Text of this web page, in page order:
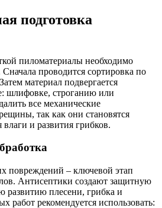
подготовка
пиломатериалы необходимо
проводится сортировка по
материал подвергается
шлифовке, строганию или
все механические
так как они становятся
и развития грибков.
повреждений – ключевой этап
Антисептики создают защитную
развитию плесени, грибка и
работ рекомендуется использовать: